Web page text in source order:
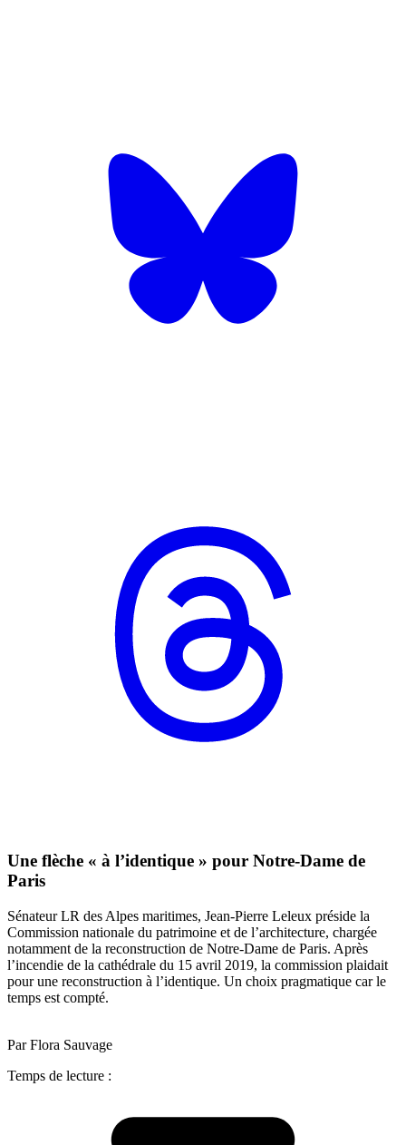
Une flèche « à l’identique » pour Notre-Dame de
Paris
Sénateur LR des Alpes maritimes, Jean-Pierre Leleux préside la
Commission nationale du patrimoine et de l’architecture, chargée
notamment de la reconstruction de Notre-Dame de Paris. Après
l’incendie de la cathédrale du 15 avril 2019, la commission plaidait
pour une reconstruction à l’identique. Un choix pragmatique car le
temps est compté.
Par Flora Sauvage
Temps de lecture :